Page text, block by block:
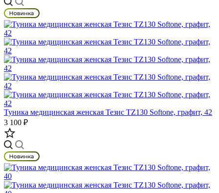
Туника медицинская женская Тезис TZ130 Softone, графит, 42
3 100 ₽